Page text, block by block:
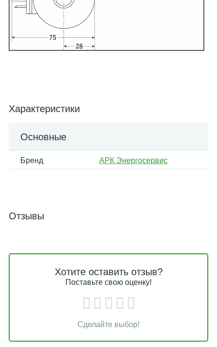
Характеристики
Основные
Бренд АРК Энергосервис
Отзывы
Хотите оставить отзыв?
Поставьте свою оценку!
Сделайте выбор!